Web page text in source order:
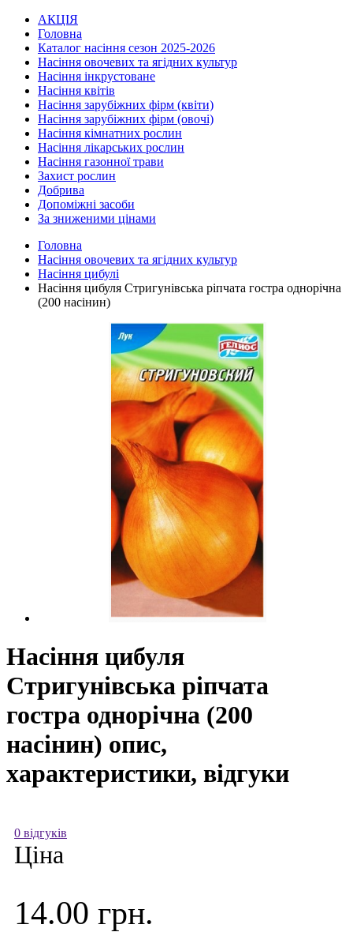
АКЦІЯ
Головна
Каталог насіння сезон 2025-2026
Насіння овочевих та ягідних культур
Насіння інкрустоване
Насіння квітів
Насіння зарубіжних фірм (квіти)
Насіння зарубіжних фірм (овочі)
Насіння кімнатних рослин
Насіння лікарських рослин
Насіння газонної трави
Захист рослин
Добрива
Допоміжні засоби
За зниженими цінами
Головна
Насіння овочевих та ягідних культур
Насіння цибулі
Насіння цибуля Стригунівська ріпчата гостра однорічна
(200 насінин)
Насіння цибуля
Стригунівська ріпчата
гостра однорічна (200
насінин) опис,
характеристики, відгуки
0 відгуків
Ціна
14.00 грн.